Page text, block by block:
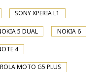
SONY XPERIA L1
5 DUAL NOKIA 6
4
MOTO G5 PLUS